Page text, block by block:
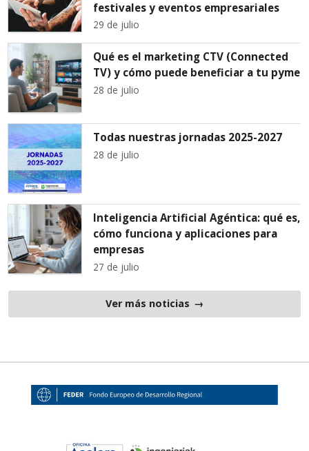
festivales y eventos empresariales
29 de julio
Qué es el marketing CTV (Connected
TV) y cómo puede beneficiar a tu pyme
28 de julio
Todas nuestras jornadas 2025-2027
28 de julio
Inteligencia Artificial Agéntica: qué es,
cómo funciona y aplicaciones para
empresas
27 de julio
Ver más noticias